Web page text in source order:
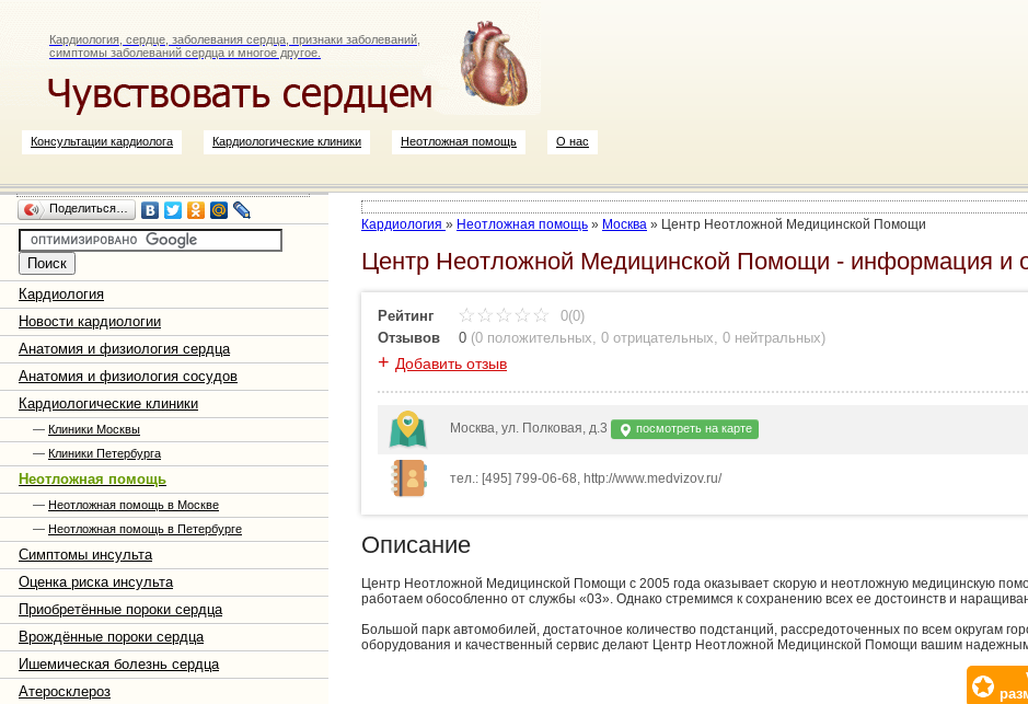
Кардиология, сердце, заболевания сердца, признаки заболеваний,
симптомы заболеваний сердца и многое другое.
Консультации кардиолога Кардиологические клиники Неотложная помощь О нас
Поделиться…
Кардиология
Новости кардиологии
Анатомия и физиология сердца
Анатомия и физиология сосудов
Кардиологические клиники
— Клиники Москвы
— Клиники Петербурга
Неотложная помощь
— Неотложная помощь в Москве
— Неотложная помощь в Петербурге
Симптомы инсульта
Оценка риска инсульта
Приобретённые пороки сердца
Врождённые пороки сердца
Ишемическая болезнь сердца
Атеросклероз
Кардиология » Неотложная помощь » Москва » Центр Неотложной Медицинской Помощи
Центр Неотложной Медицинской Помощи - информация и
Рейтинг
0(0)
Отзывов
0 (0 положительных, 0 отрицательных, 0 нейтральных)
+ Добавить отзыв
Москва, ул. Полковая, д.3 посмотреть на карте
тел.: [495] 799-06-68, http://www.medvizov.ru/
Описание
Центр Неотложной Медицинской Помощи с 2005 года оказывает скорую и неотложную медицинскую
работаем обособленно от службы «03». Однако стремимся к сохранению всех ее достоинств и
Большой парк автомобилей, достаточное количество подстанций, рассредоточенных по всем округам
оборудования и качественный сервис делают Центр Неотложной Медицинской Помощи вашим